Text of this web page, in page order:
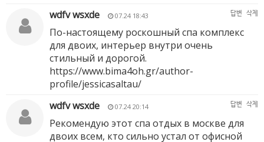
wdfv wsxde
07.24 18:43 답변 삭제
По-настоящему роскошный спа комплекс
для двоих, интерьер внутри очень
стильный и дорогой.
https://www.bima4oh.gr/author-
profile/jessicasaltau/
wdfv wsxde
07.24 20:14 답변 삭제
Рекомендую этот спа отдых в москве для
двоих всем, кто сильно устал от офисной